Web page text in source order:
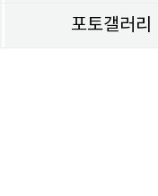
포토갤러리